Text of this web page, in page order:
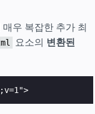
우 복잡한 추가 최
요소의 변환된